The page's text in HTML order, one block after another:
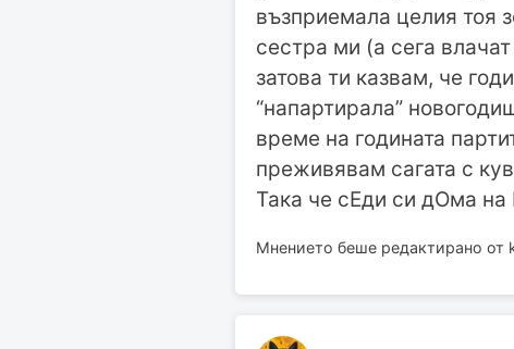
възприемала целия тоя
сестра ми (а сега
затова ти казвам, че
“напартирала”
време на годината
преживявам сагата с
Така че сЕди си дОма на
Мнението беше редактирано от